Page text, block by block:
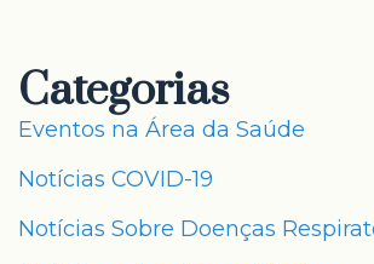
Categorias
Eventos na Área da Saúde
Notícias COVID-19
Notícias Sobre Doenças